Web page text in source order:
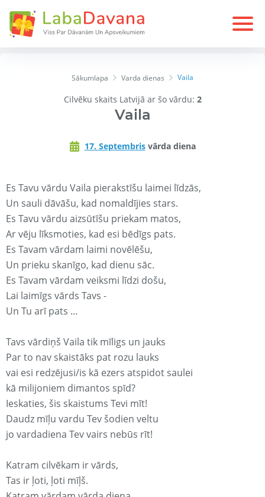
Sākumlapa Varda dienas Vaila
Cilvēku skaits Latvijā ar šo vārdu: 2
Vaila
17. Septembrisvārda diena
Es Tavu vārdu Vaila pierakstīšu laimei līdzās,
Un sauli dāvāšu, kad nomaldījies stars.
Es Tavu vārdu aizsūtīšu priekam matos,
Ar vēju līksmoties, kad esi bēdīgs pats.
Es Tavam vārdam laimi novēlēšu,
Un prieku skanīgo, kad dienu sāc.
Es Tavam vārdam veiksmi līdzi došu,
Lai laimīgs vārds Tavs -
Un Tu arī pats ...
Tavs vārdiņš Vaila tik mīligs un jauks
Par to nav skaistāks pat rozu lauks
vai esi redzējusi/is kā ezers atspidot saulei
kā milijoniem dimantos spīd?
Ieskaties, šis skaistums Tevi mīt!
Daudz mīļu vardu Tev šodien veltu
jo vardadiena Tev vairs nebūs rīt!
Katram cilvēkam ir vārds,
Tas ir ļoti, ļoti mīļš.